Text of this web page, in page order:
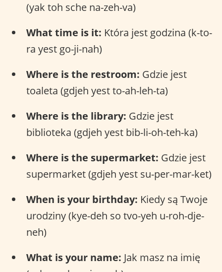
(yak toh sche na-zeh-va)
What time is it: Która jest godzina (k-to-
ra yest go-ji-nah)
Where is the restroom: Gdzie jest
toaleta (gdjeh yest to-ah-leh-ta)
Where is the library: Gdzie jest
biblioteka (gdjeh yest bib-li-oh-teh-ka)
Where is the supermarket: Gdzie jest
supermarket (gdjeh yest su-per-mar-ket)
When is your birthday: Kiedy są Twoje
urodziny (kye-deh so tvo-yeh u-roh-dje-
neh)
What is your name: Jak masz na imię